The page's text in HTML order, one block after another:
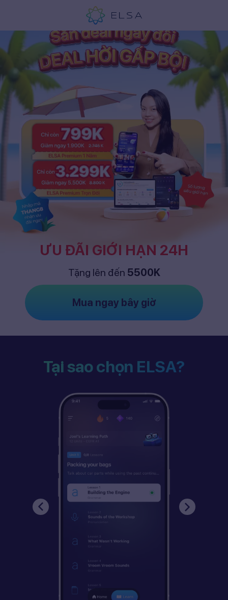
ƯU ĐÃI GIỚI HẠN 24H
Tặng lên đến 5500K
Mua ngay bây giờ
Tại sao chọn ELSA?